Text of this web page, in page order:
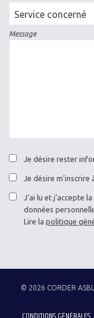
Cellule
concernée
Message
Je désire rester
Je désire m'inscrire
J’ai lu et j’accepte
données
Lire la politique
© 2026 CORDER ASBL
Menu